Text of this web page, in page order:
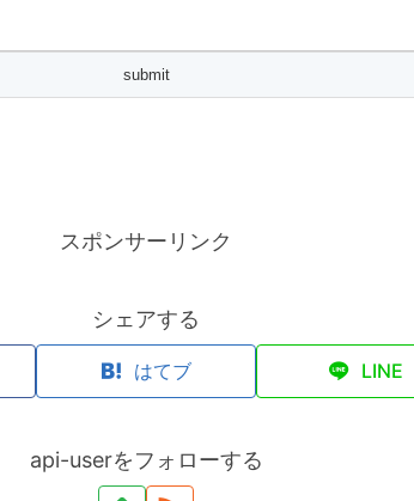
スポンサーリンク
シェアする
はてブ LINE
api-userをフォローする